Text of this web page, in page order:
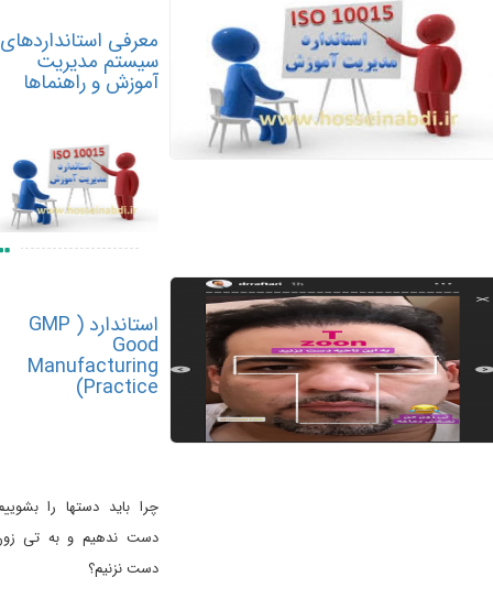
معرفی استانداردهای
سیستم مدیریت
آموزش و راهنماها
استاندارد GMP )
Good
Manufacturing
Practice)
چرا باید دستها را بشوییم،
دست ندهیم و به تی زون
دست نزنیم؟